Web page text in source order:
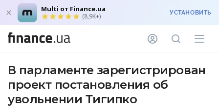
Multi от Finance.ua
(8,9K+) УСТАНОВИТЬ
В парламенте зарегистрирован
проект постановления об
увольнении Тигипко